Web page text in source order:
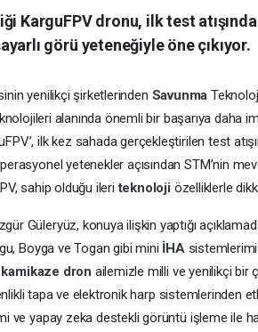
KarguFPV dronu, ilk test
görü yeteneğiyle öne çıkıyor.
yenilikçi şirketlerinden Savunma
alanında önemli bir başarıya daha
ilk kez sahada gerçekleştirilen test
yetenekler açısından STM’nin
sahip olduğu ileriteknoloji özelliklerle
Güleryüz, konuya ilişkin yaptığı
Boyga ve Togan gibi mini İHA
kamikaze dron ailemizle milli ve yenilikçi bir
tapa ve elektronik harp sistemlerinden
ve yapay zeka destekli görüntü işleme ile